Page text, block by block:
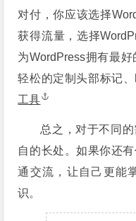
对付，你应该选择
获得流量，选择
为WordPress拥有最
轻松的定制头部标记、
工具
总之，对于不同
自的长处。如果你还
通交流，让自己更能
识。